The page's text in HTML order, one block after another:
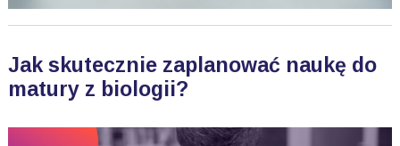
Jak skutecznie zaplanować naukę do
matury z biologii?